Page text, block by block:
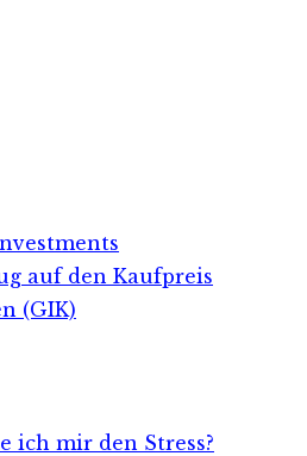
auf den Kaufpreis
(GIK)
ich mir den Stress?